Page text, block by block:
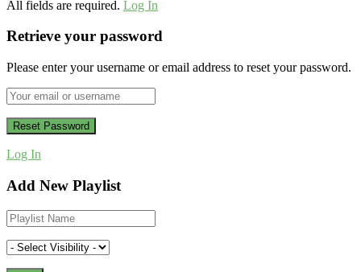
All fields are required. Log In
Retrieve your password
Please enter your username or email address to reset your password.
Log In
Add New Playlist